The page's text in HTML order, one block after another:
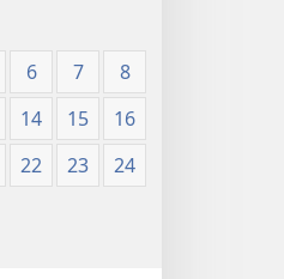
6 7
8
14 15
16
22 23
24